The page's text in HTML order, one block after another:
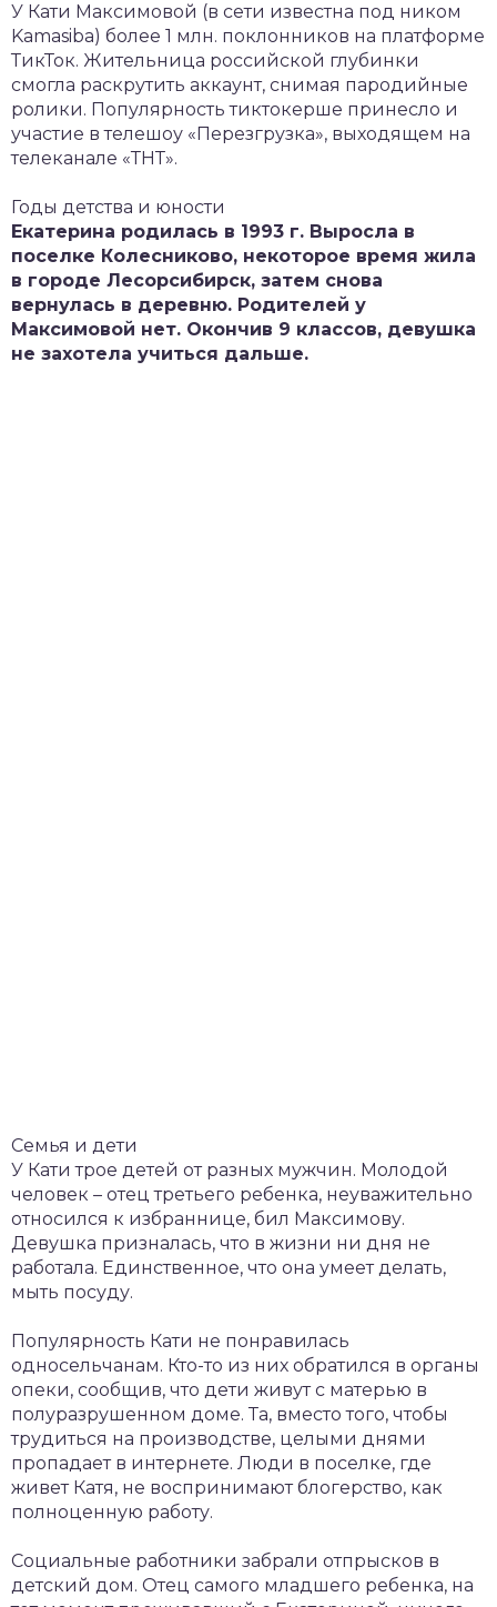
У Кати Максимовой (в сети известна под ником
Kamasiba) более 1 млн. поклонников на платформе
ТикТок. Жительница российской глубинки
смогла раскрутить аккаунт, снимая пародийные
ролики. Популярность тиктокерше принесло и
участие в телешоу «Перезгрузка», выходящем на
телеканале «ТНТ».
Годы детства и юности
Екатерина родилась в 1993 г. Выросла в
поселке Колесниково, некоторое время жила
в городе Лесорсибирск, затем снова
вернулась в деревню. Родителей у
Максимовой нет. Окончив 9 классов, девушка
не захотела учиться дальше.
Семья и дети
У Кати трое детей от разных мужчин. Молодой
человек – отец третьего ребенка, неуважительно
относился к избраннице, бил Максимову.
Девушка призналась, что в жизни ни дня не
работала. Единственное, что она умеет делать,
мыть посуду.
Популярность Кати не понравилась
односельчанам. Кто-то из них обратился в органы
опеки, сообщив, что дети живут с матерью в
полуразрушенном доме. Та, вместо того, чтобы
трудиться на производстве, целыми днями
пропадает в интернете. Люди в поселке, где
живет Катя, не воспринимают блогерство, как
полноценную работу.
Социальные работники забрали отпрысков в
детский дом. Отец самого младшего ребенка, на